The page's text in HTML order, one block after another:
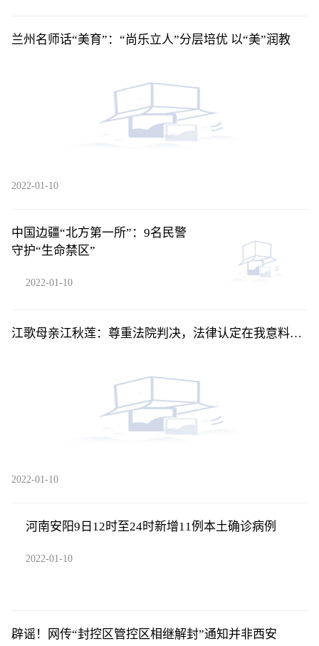
兰州名师话“美育”：“尚乐立人”分层培优 以“美”润教
2022-01-10
中国边疆“北方第一所”：9名民警
守护“生命禁区”
2022-01-10
江歌母亲江秋莲：尊重法院判决，法律认定在我意料之
2022-01-10
河南安阳9日12时至24时新增11例本土确诊病例
2022-01-10
辟谣！网传“封控区管控区相继解封”通知并非西安